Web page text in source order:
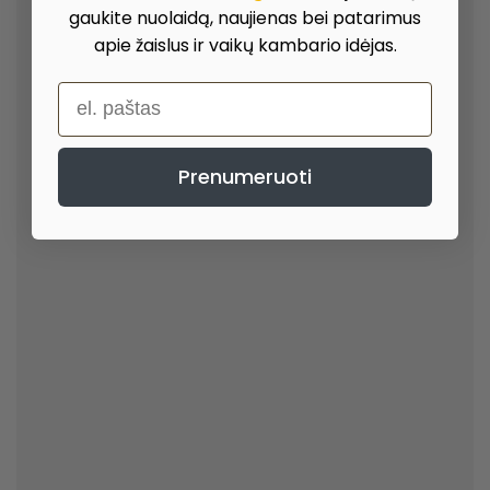
gaukite nuolaidą, naujienas bei patarimus
apie žaislus ir vaikų kambario idėjas.
el. paštas
Prenumeruoti